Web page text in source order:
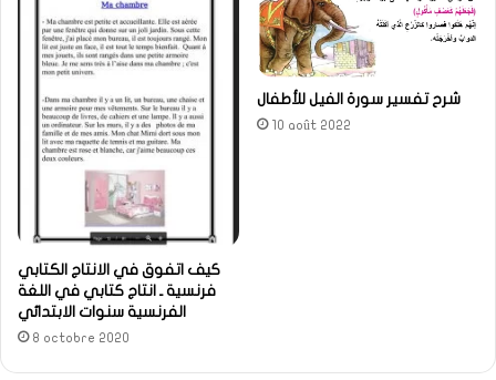
كيف اتفوق في الانتاج الكتابي
فرنسية ـ انتاج كتابي في اللغة
الفرنسية سنوات الابتدائي
8 octobre 2020
شرح تفسير سورة الفيل للأطفال
10 août 2022